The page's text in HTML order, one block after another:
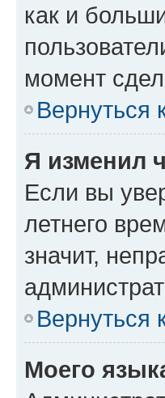
как и
момент
Вернуться
Я изменил
Если вы
летнего
значит,
Вернуться
Моего